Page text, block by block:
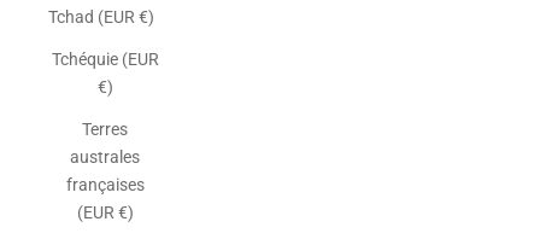
Tchad (EUR €)
Tchéquie (EUR
€)
Terres
australes
françaises
(EUR €)